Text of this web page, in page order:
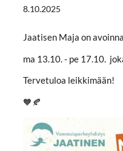
8.10.2025
Jaatisen Maja on
ma 13.10. - pe 17.10.
Tervetuloa leikkimään!
🧡🍂